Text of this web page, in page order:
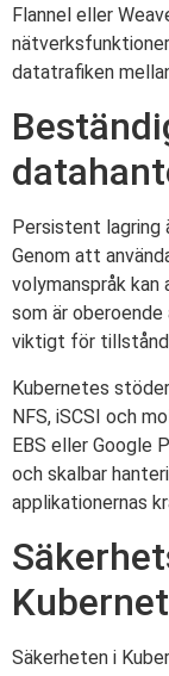
Flannel eller
datatrafiken
Persistent lagring
Genom att
volymanspråk kan
som är
viktigt för
Kubernetes
NFS, iSCSI och
EBS eller Google
och skalbar
applikationernas
Säkerheten i